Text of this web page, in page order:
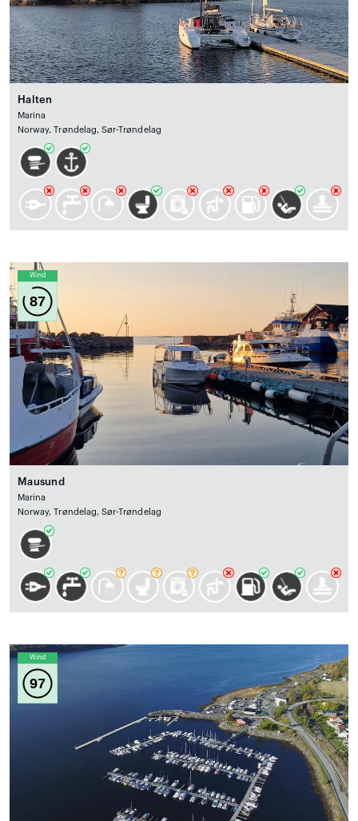
Halten
Marina
Norway, Trøndelag, Sør-Trøndelag
Wind
87
Mausund
Marina
Norway, Trøndelag, Sør-Trøndelag
Wind
97